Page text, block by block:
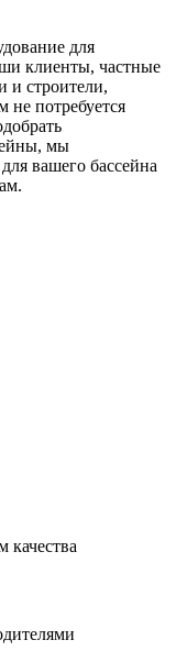
для
клиенты, частные
и строители,
не потребуется
мы
вашего бассейна
качества